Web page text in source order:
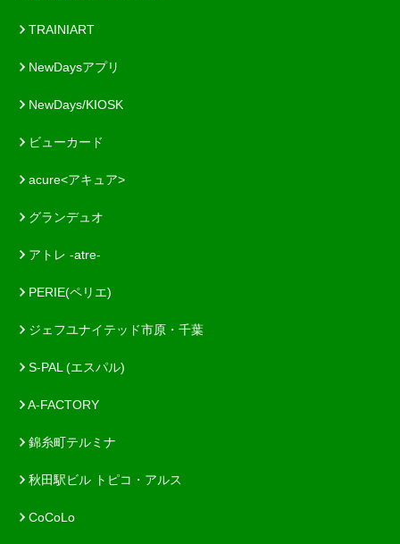
TRAINIART
NewDaysアプリ
NewDays/KIOSK
ビューカード
acure<アキュア>
グランデュオ
アトレ -atre-
PERIE(ペリエ)
ジェフユナイテッド市原・千葉
S-PAL (エスパル)
A-FACTORY
錦糸町テルミナ
秋田駅ビル トピコ・アルス
CoCoLo